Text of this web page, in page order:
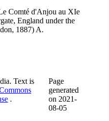
Comté d'Anjou au XIe
England under the
1887) A.
Text is
.
Page
generated
on 2021-
08-05